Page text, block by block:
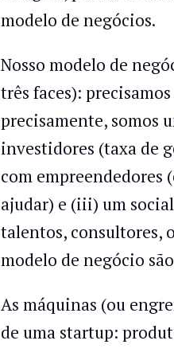
modelo de negócios.
Nosso modelo de
três faces):
precisamente, somos
investidores (taxa de
com empreendedores
ajudar) e (iii) um
talentos, consultores,
modelo de negócio
As máquinas (ou
de uma startup: